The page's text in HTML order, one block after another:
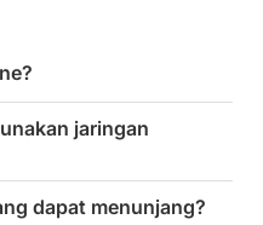
jaringan
dapat menunjang?